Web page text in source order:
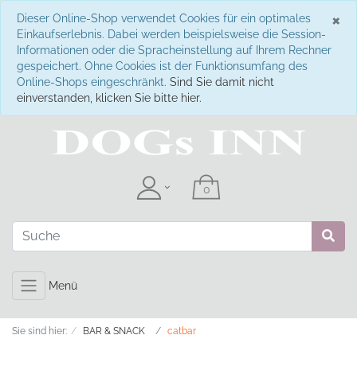
×
Dieser Online-Shop verwendet Cookies für ein optimales
Einkaufserlebnis. Dabei werden beispielsweise die Session-
Informationen oder die Spracheinstellung auf Ihrem Rechner
gespeichert. Ohne Cookies ist der Funktionsumfang des
Online-Shops eingeschränkt. Sind Sie damit nicht
einverstanden, klicken Sie bitte hier.
Menü
Sie sind hier: BAR & SNACK catbar